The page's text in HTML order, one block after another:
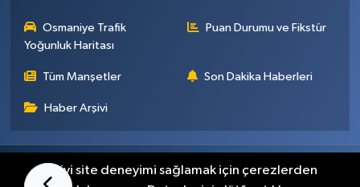
Osmaniye Trafik
Yoğunluk Haritası
Puan Durumu ve Fikstür
Tüm Manşetler Son Dakika Haberleri
Haber Arşivi
Künye İletişim Gizlilik Sözleşmesi
En iyi site deneyimi sağlamak için çerezlerden